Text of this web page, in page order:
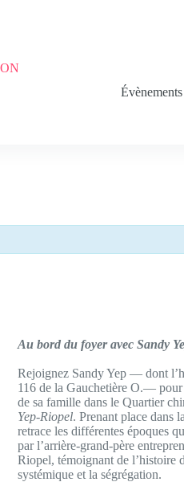
Évènements
Au bord du foyer avec Sandy
Rejoignez Sandy Yep — dont
116 de la Gauchetière O.— pour
de sa famille dans le Quartier
Yep-Riopel. Prenant place dans
retrace les différentes époques
par l’arrière-grand-père
Riopel, témoignant de l’histoire
systémique et la ségrégation.